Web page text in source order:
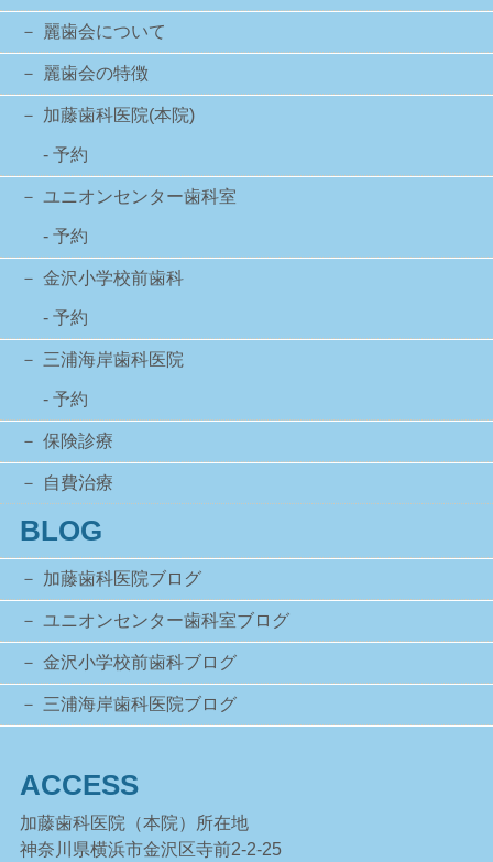
麗歯会について
麗歯会の特徴
加藤歯科医院(本院)
- 予約
ユニオンセンター歯科室
- 予約
金沢小学校前歯科
- 予約
三浦海岸歯科医院
- 予約
保険診療
自費治療
BLOG
加藤歯科医院ブログ
ユニオンセンター歯科室ブログ
金沢小学校前歯科ブログ
三浦海岸歯科医院ブログ
ACCESS
加藤歯科医院（本院）所在地
神奈川県横浜市金沢区寺前2-2-25